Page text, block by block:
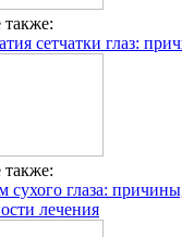
также:
сетчатки глаз:
также:
сухого глаза:
лечения